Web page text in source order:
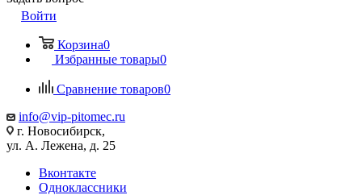
Войти
Корзина0
Избранные товары0
Сравнение товаров0
info@vip-pitomec.ru
г. Новосибирск,
ул. А. Лежена, д. 25
Вконтакте
Одноклассники